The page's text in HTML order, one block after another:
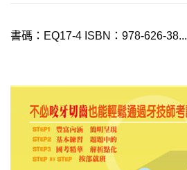
書碼：EQ17-4 ISBN：978-626-38...